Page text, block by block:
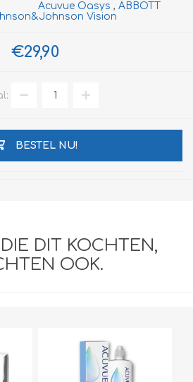
Acuvue Oasys , ABBOTT
Vision
€29,90
BESTEL NU!
DIT KOCHTEN,
OOK.